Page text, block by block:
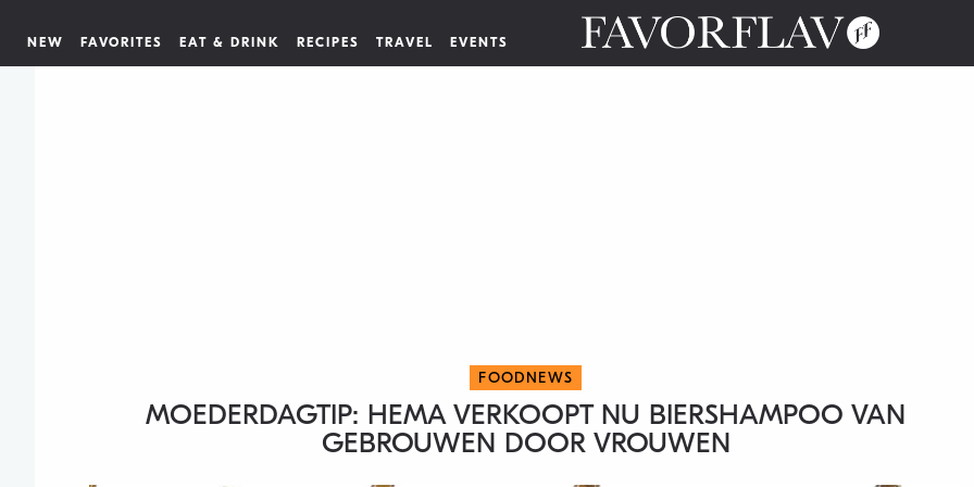
NEW FAVORITES EAT & DRINK RECIPES TRAVEL EVENTS
FOODNEWS
MOEDERDAGTIP: HEMA VERKOOPT NU BIERSHAMPOO VAN
GEBROUWEN DOOR VROUWEN